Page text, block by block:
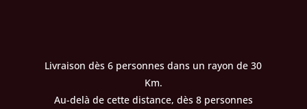
Livraison dès 6 personnes dans un rayon de 30
Km.
Au-delà de cette distance, dès 8 personnes